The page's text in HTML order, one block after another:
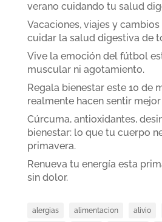
verano cuidando tu salud
Vacaciones, viajes y
cuidar la salud digestiva de
Vive la emoción del fútbol
muscular ni agotamiento.
Regala bienestar este 10 de
realmente hacen sentir
Cúrcuma, antioxidantes,
bienestar: lo que tu cuerpo
primavera.
Renueva tu energía esta
sin dolor.
alergias alimentacion alivio